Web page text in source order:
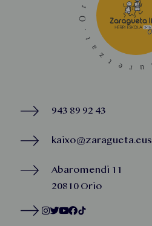
943 89 92 43
kaixo@zaragueta.eus
Abaromendi 11
20810 Orio